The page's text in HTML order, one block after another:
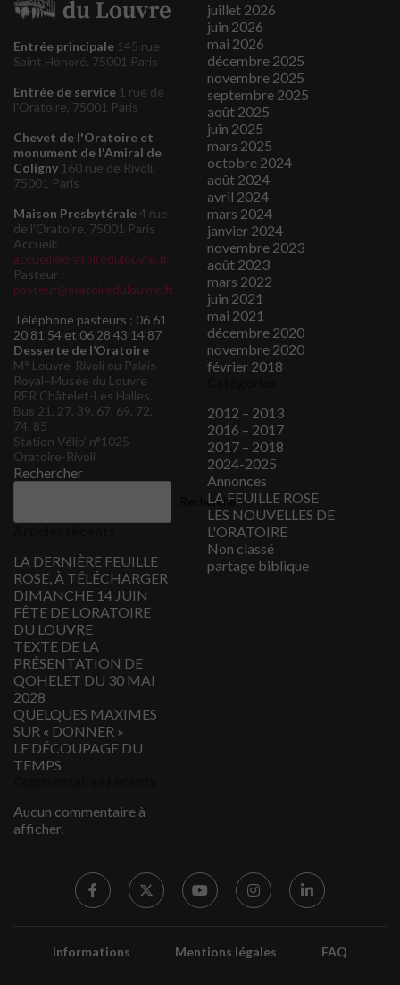
Entrée principale 145 rue
Saint Honoré, 75001 Paris
Entrée de service 1 rue de
l'Oratoire, 75001 Paris
Chevet de l'Oratoire et
monument de l'Amiral de
Coligny 160 rue de Rivoli,
75001 Paris
Maison Presbytérale4 rue
de l'Oratoire, 75001 Paris
Accueil:
accueil@oratoiredulouvre.fr
Pasteur :
pasteur@oratoiredulouvre.fr
Téléphone pasteurs : 06 61
20 81 54 et 06 28 43 14 87
Desserte de l’Oratoire
M° Louvre-Rivoli ou Palais-
Royal–Musée du Louvre
RER Châtelet-Les Halles.
Bus 21, 27, 39, 67, 69, 72,
74, 85
Station Vélib’ n°1025
Oratoire-Rivoli
Rechercher
Rechercher
LA DERNIÈRE FEUILLE
ROSE, À TÉLÉCHARGER
DIMANCHE 14 JUIN
FÊTE DE L’ORATOIRE
DU LOUVRE
TEXTE DE LA
PRÉSENTATION DE
QOHELET DU 30 MAI
2028
QUELQUES MAXIMES
SUR « DONNER »
LE DÉCOUPAGE DU
TEMPS
Aucun commentaire à
afficher.
juillet 2026
juin 2026
mai 2026
décembre 2025
novembre 2025
septembre 2025
août 2025
juin 2025
mars 2025
octobre 2024
août 2024
avril 2024
mars 2024
janvier 2024
novembre 2023
août 2023
mars 2022
juin 2021
mai 2021
décembre 2020
novembre 2020
février 2018
2012 – 2013
2016 – 2017
2017 – 2018
2024-2025
Annonces
LA FEUILLE ROSE
LES NOUVELLES DE
L'ORATOIRE
Non classé
partage biblique
Informations Mentions légales FAQ